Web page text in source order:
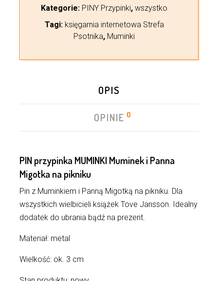
Kategorie: PINY Przypinki, wszystko
Tagi: księgarnia internetowa Strefa
Psotnika, Muminki
OPIS
OPINIE 0
PIN przypinka MUMINKI Muminek i Panna
Migotka na pikniku
Pin z Muminkiem i Panną Migotką na pikniku. Dla
wszystkich wielbicieli książek Tove Jansson. Idealny
dodatek do ubrania bądź na prezent.
Materiał: metal
Wielkość: ok. 3 cm